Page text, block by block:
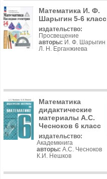
Математика И. Ф.
Шарыгин 5-6 класс
издательство:
Просвещение
авторы: И. Ф. Шарыгин
Л. Н. Ерганжиева
Математика
дидактические
материалы А.С.
Чесноков 6 класс
издательство:
Академкнига
авторы: А.С. Чесноков
К.И. Нешков